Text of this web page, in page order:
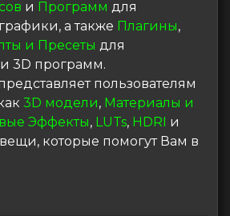
и Программ для
а также Плагины,
и Пресеты для
3D программ.
пользователям
3D модели, Материалы и
Эффекты, LUTs, HDRI и
которые помогут Вам в